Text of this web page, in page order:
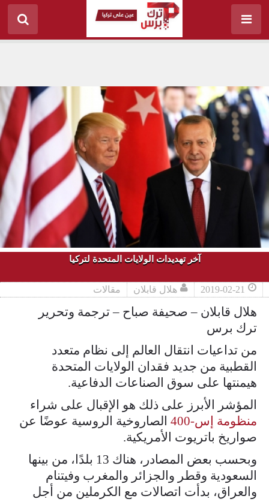
آخر تهديدات الولايات المتحدة لتركيا
2019-02-21 هلال قابلان مقالات
هلال قابلان – صحيفة صباح – ترجمة وتحرير
ترك برس
من تداعيات انتقال العالم إلى نظام متعدد
القطبية من جديد فقدان الولايات المتحدة
هيمنتها على سوق الصناعات الدفاعية.
المؤشر الأبرز على ذلك هو الإقبال على شراء
منظومة إس-400
الصاروخية الروسية عوضًا عن
صواريخ باتريوت الأمريكية.
وبحسب بعض المصادر، هناك 13 بلدًا، من بينها
السعودية وقطر والجزائر والمغرب وفيتنام
والعراق، بدأت اتصالات مع الكرملين من أجل